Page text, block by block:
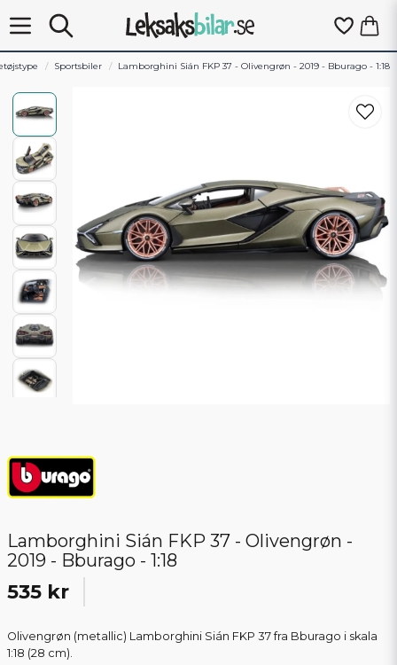
Sportsbiler Lamborghini Sián FKP 37 - Olivengrøn - 2019 - Bburago - 1:18
Lamborghini Sián FKP 37 - Olivengrøn -
2019 - Bburago - 1:18
535 kr
Olivengrøn (metallic) Lamborghini Sián FKP 37 fra Bburago i skala
1:18 (28 cm).